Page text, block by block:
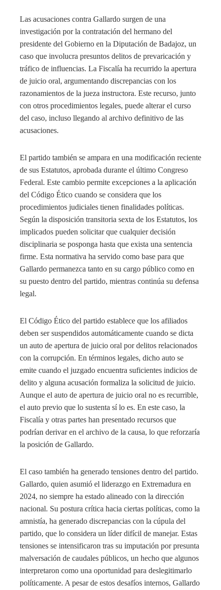
Las acusaciones contra Gallardo surgen de una
investigación por la contratación del hermano del
presidente del Gobierno en la Diputación de Badajoz, un
caso que involucra presuntos delitos de prevaricación y
tráfico de influencias. La Fiscalía ha recurrido la apertura
de juicio oral, argumentando discrepancias con los
razonamientos de la jueza instructora. Este recurso, junto
con otros procedimientos legales, puede alterar el curso
del caso, incluso llegando al archivo definitivo de las
acusaciones.
El partido también se ampara en una modificación reciente
de sus Estatutos, aprobada durante el último Congreso
Federal. Este cambio permite excepciones a la aplicación
del Código Ético cuando se considera que los
procedimientos judiciales tienen finalidades políticas.
Según la disposición transitoria sexta de los Estatutos, los
implicados pueden solicitar que cualquier decisión
disciplinaria se posponga hasta que exista una sentencia
firme. Esta normativa ha servido como base para que
Gallardo permanezca tanto en su cargo público como en
su puesto dentro del partido, mientras continúa su defensa
legal.
El Código Ético del partido establece que los afiliados
deben ser suspendidos automáticamente cuando se dicta
un auto de apertura de juicio oral por delitos relacionados
con la corrupción. En términos legales, dicho auto se
emite cuando el juzgado encuentra suficientes indicios de
delito y alguna acusación formaliza la solicitud de juicio.
Aunque el auto de apertura de juicio oral no es recurrible,
el auto previo que lo sustenta sí lo es. En este caso, la
Fiscalía y otras partes han presentado recursos que
podrían derivar en el archivo de la causa, lo que reforzaría
la posición de Gallardo.
El caso también ha generado tensiones dentro del partido.
Gallardo, quien asumió el liderazgo en Extremadura en
2024, no siempre ha estado alineado con la dirección
nacional. Su postura crítica hacia ciertas políticas, como la
amnistía, ha generado discrepancias con la cúpula del
partido, que lo considera un líder difícil de manejar. Estas
tensiones se intensificaron tras su imputación por presunta
malversación de caudales públicos, un hecho que algunos
interpretaron como una oportunidad para deslegitimarlo
políticamente. A pesar de estos desafíos internos, Gallardo